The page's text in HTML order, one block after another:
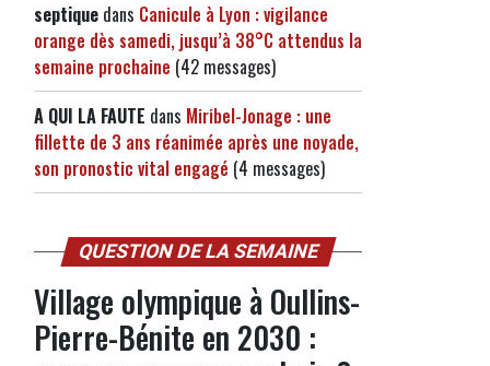
septique dans Canicule à Lyon : vigilance
orange dès samedi, jusqu’à 38°C attendus la
semaine prochaine (42 messages)
A QUI LA FAUTE dans Miribel-Jonage : une
fillette de 3 ans réanimée après une noyade,
son pronostic vital engagé (4 messages)
QUESTION DE LA SEMAINE
Village olympique à Oullins-
Pierre-Bénite en 2030 :